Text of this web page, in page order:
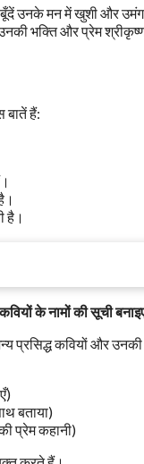
बूँदें उनके मन में खुशी और
भक्ति और प्रेम
बातें हैं:
है।
के नामों की सूची
प्रसिद्ध कवियों और
बताया)
प्रेम कहानी)